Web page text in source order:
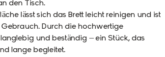
den Tisch.
lässt sich das Brett leicht reinigen und ist
Durch die hochwertige
und beständig – ein Stück, das
lange begleitet.